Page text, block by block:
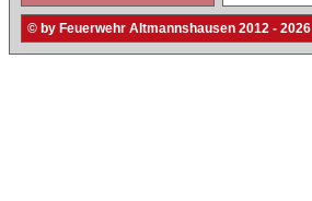
© by Feuerwehr Altmannshausen 2012 - 2026